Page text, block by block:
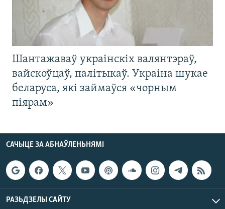
Шантажаваў украінскіх валянтэраў,
вайскоўцаў, палітыкаў. Украіна шукае
беларуса, які займаўся «чорным
піярам»
САЧЫЦЕ ЗА АБНАЎЛЕНЬНЯМІ
РАЗЬДЗЕЛЫ САЙТУ